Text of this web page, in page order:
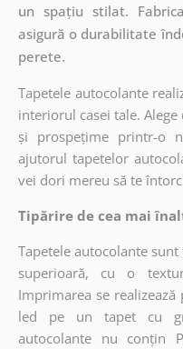
un spațiu stilat.
asigură o durabilitate
perete.
Tapetele autocolante
interiorul casei tale.
și prospețime printr-o
ajutorul tapetelor
vei dori mereu să te
Tipărire de cea mai
Tapetele autocolante
superioară, cu o
Imprimarea se
led pe un tapet cu
autocolante nu conțin